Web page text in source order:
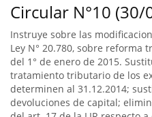
Circular N°10
Instruye sobre las
Ley N° 20.780, sobre
del 1° de enero de 2015.
tratamiento tributario de los
determinen al 31.12.2014;
devoluciones de capital;